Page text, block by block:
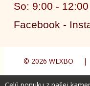
So: 9:00 - 12:00
Facebook -
© 2026 WEXBO